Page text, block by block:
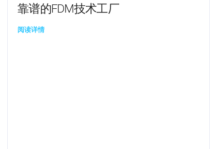
靠谱的FDM技术工厂
阅读详情